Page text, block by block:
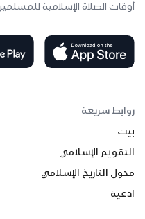
أوقات الصلاة الإسلامية
روابط سريعة
بيت
التقويم الإسلامي
محول التاريخ الإسلامي
ادعية